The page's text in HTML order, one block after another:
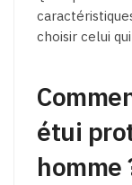
choisir celui
étui
homme